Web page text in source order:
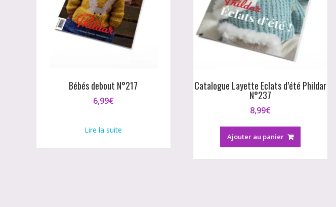
Bébés debout N°217
6,99€
Lire la suite
Catalogue Layette Eclats d’été Phildar
N°237
8,99€
Ajouter au panier